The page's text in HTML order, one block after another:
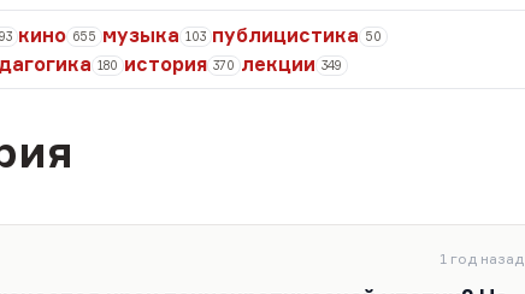
кино 655 музыка 103 публицистика 50
180 история 370 лекции 349
1 год назад